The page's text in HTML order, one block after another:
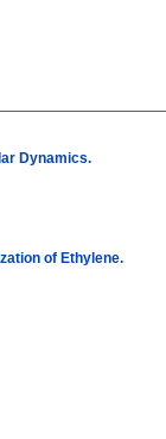
Dynamics.
of Ethylene.